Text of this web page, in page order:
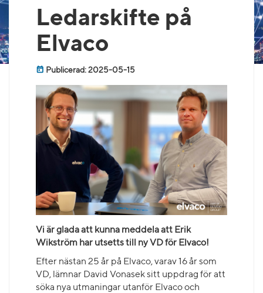
Ledarskifte på
Elvaco
Publicerad: 2025-05-15
Vi är glada att kunna meddela att Erik
Wikström har utsetts till ny VD för Elvaco!
Efter nästan 25 år på Elvaco, varav 16 år som
VD, lämnar David Vonasek sitt uppdrag för att
söka nya utmaningar utanför Elvaco och